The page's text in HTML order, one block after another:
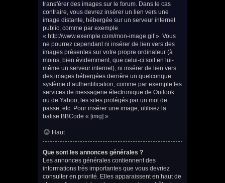
transférer des images sur le forum. Dans le cas
contraire, vous devrez insérer un lien vers une
image distante, hébergée sur un serveur internet
public, comme par exemple
« http://www.exemple.com/mon-image.gif ». Vous
ne pourrez cependant ni insérer de lien vers des
images présentes sur votre propre ordinateur (à
moins, bien évidemment, que celui-ci soit en lui-
même un serveur internet), ni insérer de lien vers
des images hébergées derrière un quelconque
système d’authentification, comme par exemple les
services de messagerie électronique de Outlook
ou de Yahoo, les sites protégés par un mot de
passe, etc. Pour insérer une image, utilisez la
balise BBCode « [img] ».
Haut
Que sont les annonces générales ?
Les annonces générales contiennent des
informations très importantes que vous devriez
consulter en priorité. Elles apparaissent en haut de